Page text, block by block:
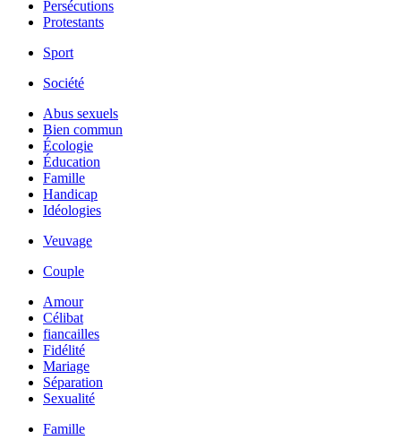
Persécutions
Protestants
Sport
Société
Abus sexuels
Bien commun
Écologie
Éducation
Famille
Handicap
Idéologies
Veuvage
Couple
Amour
Célibat
fiancailles
Fidélité
Mariage
Séparation
Sexualité
Famille